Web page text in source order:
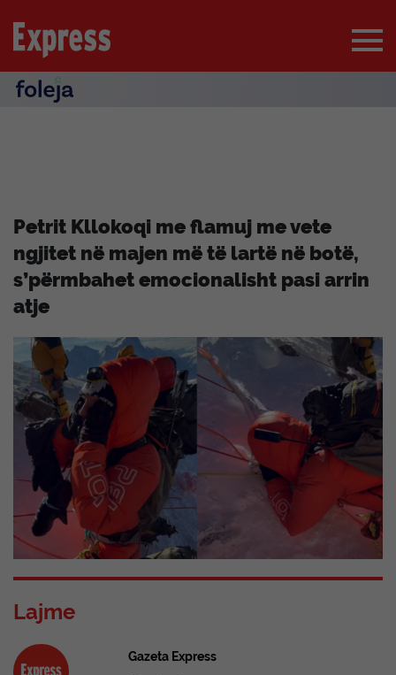
Petrit Kllokoqi me flamuj me vete
ngjitet në majen më të lartë në botë,
s’përmbahet emocionalisht pasi arrin
atje
Lajme
Gazeta Express